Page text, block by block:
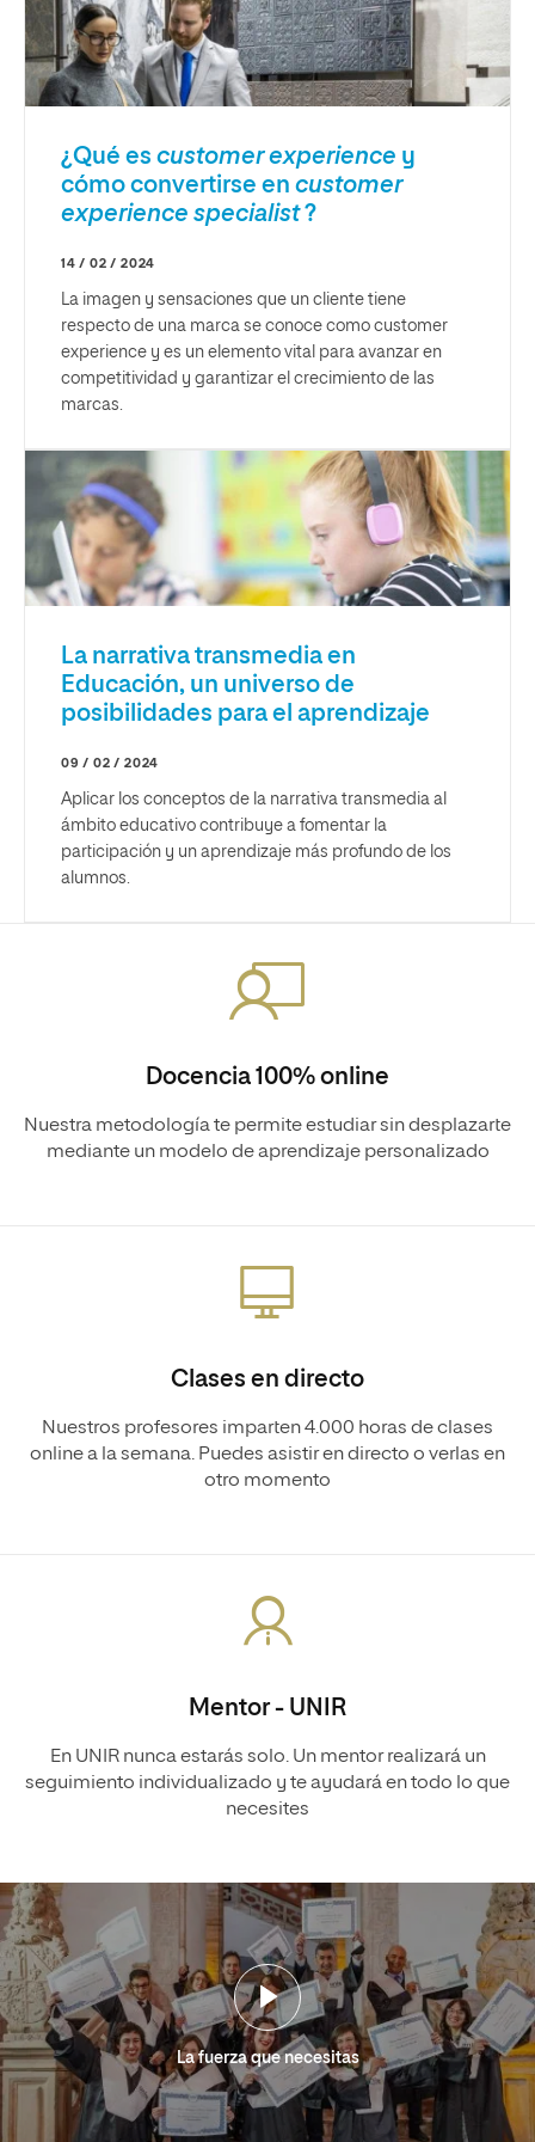
¿Qué es customer experience y
cómo convertirse en customer
experience specialist?
14 / 02 / 2024
La imagen y sensaciones que un cliente tiene
respecto de una marca se conoce como customer
experience y es un elemento vital para avanzar en
competitividad y garantizar el crecimiento de las
marcas.
La narrativa transmedia en
Educación, un universo de
posibilidades para el aprendizaje
09 / 02 / 2024
Aplicar los conceptos de la narrativa transmedia al
ámbito educativo contribuye a fomentar la
participación y un aprendizaje más profundo de los
alumnos.
Docencia 100% online
Nuestra metodología te permite estudiar sin desplazarte
mediante un modelo de aprendizaje personalizado
Clases en directo
Nuestros profesores imparten 4.000 horas de clases
online a la semana. Puedes asistir en directo o verlas en
otro momento
Mentor - UNIR
En UNIR nunca estarás solo. Un mentor realizará un
seguimiento individualizado y te ayudará en todo lo que
necesites
La fuerza que necesitas